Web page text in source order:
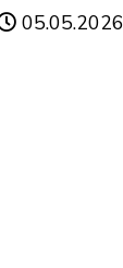
05.05.2026